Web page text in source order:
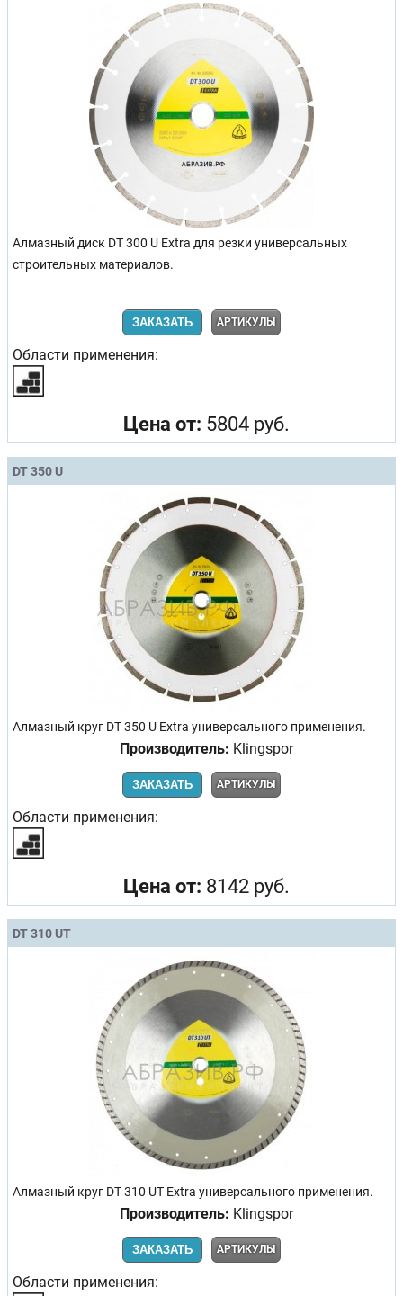
Алмазный диск DT 300 U Extra для резки универсальных
строительных материалов.
ЗАКАЗАТЬ АРТИКУЛЫ
Области применения:
Цена от: 5804 руб.
DT 350 U
Алмазный круг DT 350 U Extra универсального применения.
Производитель: Klingspor
ЗАКАЗАТЬ АРТИКУЛЫ
Области применения:
Цена от: 8142 руб.
DT 310 UT
Алмазный круг DT 310 UT Extra универсального применения.
Производитель: Klingspor
ЗАКАЗАТЬ АРТИКУЛЫ
Области применения: